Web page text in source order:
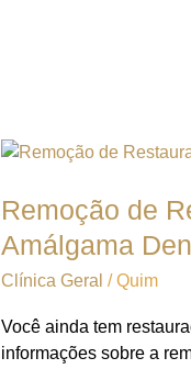
Remoção de
Amálgama
Clínica Geral /Quim
Você ainda tem
informações sobre a
Remoção
Restaurações
Prateadas
em
Santo
Por
Que